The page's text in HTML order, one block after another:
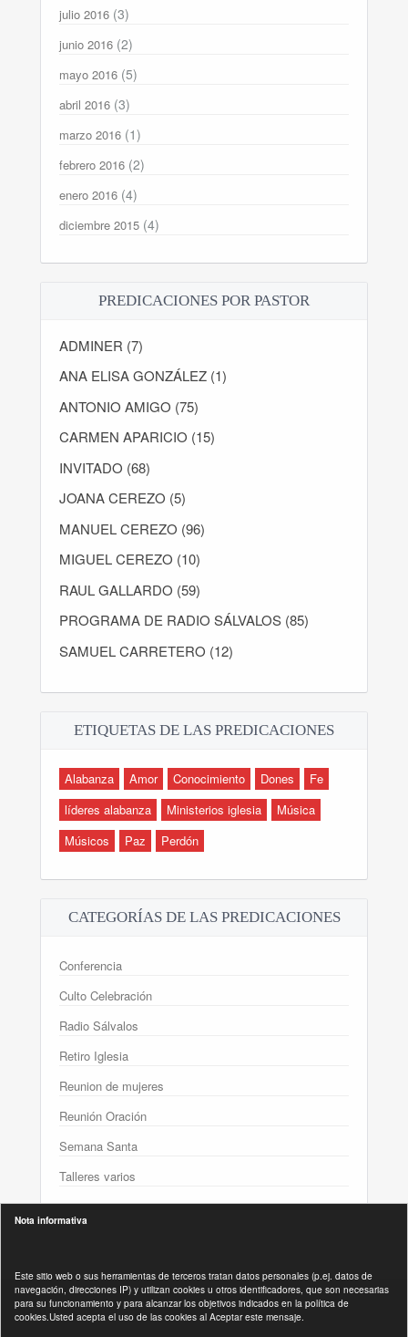
julio 2016 (3)
junio 2016 (2)
mayo 2016 (5)
abril 2016 (3)
marzo 2016 (1)
febrero 2016 (2)
enero 2016 (4)
diciembre 2015 (4)
PREDICACIONES POR PASTOR
ADMINER (7)
ANA ELISA GONZÁLEZ (1)
ANTONIO AMIGO (75)
CARMEN APARICIO (15)
INVITADO (68)
JOANA CEREZO (5)
MANUEL CEREZO (96)
MIGUEL CEREZO (10)
RAUL GALLARDO (59)
PROGRAMA DE RADIO SÁLVALOS (85)
SAMUEL CARRETERO (12)
ETIQUETAS DE LAS PREDICACIONES
Alabanza Amor Conocimiento Dones
Fe
líderes alabanza
Ministerios iglesia
Música
Músicos
Paz Perdón
CATEGORÍAS DE LAS PREDICACIONES
Conferencia
Culto Celebración
Radio Sálvalos
Retiro Iglesia
Reunion de mujeres
Reunión Oración
Semana Santa
Talleres varios
Políticas Legales :
Nota informativa
Este sitio web o sus herramientas de terceros tratan datos personales (p.ej. datos de
navegación, direcciones IP) y utilizan cookies u otros identificadores, que son necesarias
para su funcionamiento y para alcanzar los objetivos indicados en la política de
cookies.Usted acepta el uso de las cookies al Aceptar este mensaje.